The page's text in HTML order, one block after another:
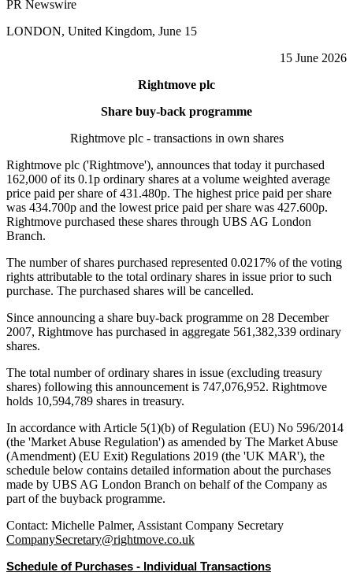
PR Newswire
LONDON, United Kingdom, June 15
15 June 2026
Rightmove plc
Share buy-back programme
Rightmove plc - transactions in own shares
Rightmove plc ('Rightmove'), announces that today it purchased
162,000 of its 0.1p ordinary shares at a volume weighted average
price paid per share of 431.480p. The highest price paid per share
was 434.700p and the lowest price paid per share was 427.600p.
Rightmove purchased these shares through UBS AG London
Branch.
The number of shares purchased represented 0.0217% of the voting
rights attributable to the total ordinary shares in issue prior to such
purchase. The purchased shares will be cancelled.
Since announcing a share buy-back programme on 28 December
2007, Rightmove has purchased in aggregate 561,382,339 ordinary
shares.
The total number of ordinary shares in issue (excluding treasury
shares) following this announcement is 747,076,952. Rightmove
holds 10,594,789 shares in treasury.
In accordance with Article 5(1)(b) of Regulation (EU) No 596/2014
(the 'Market Abuse Regulation') as amended by The Market Abuse
(Amendment) (EU Exit) Regulations 2019 (the 'UK MAR'), the
schedule below contains detailed information about the purchases
made by UBS AG London Branch on behalf of the Company as
part of the buyback programme.
Contact: Michelle Palmer, Assistant Company Secretary
CompanySecretary@rightmove.co.uk
Schedule of Purchases - Individual Transactions